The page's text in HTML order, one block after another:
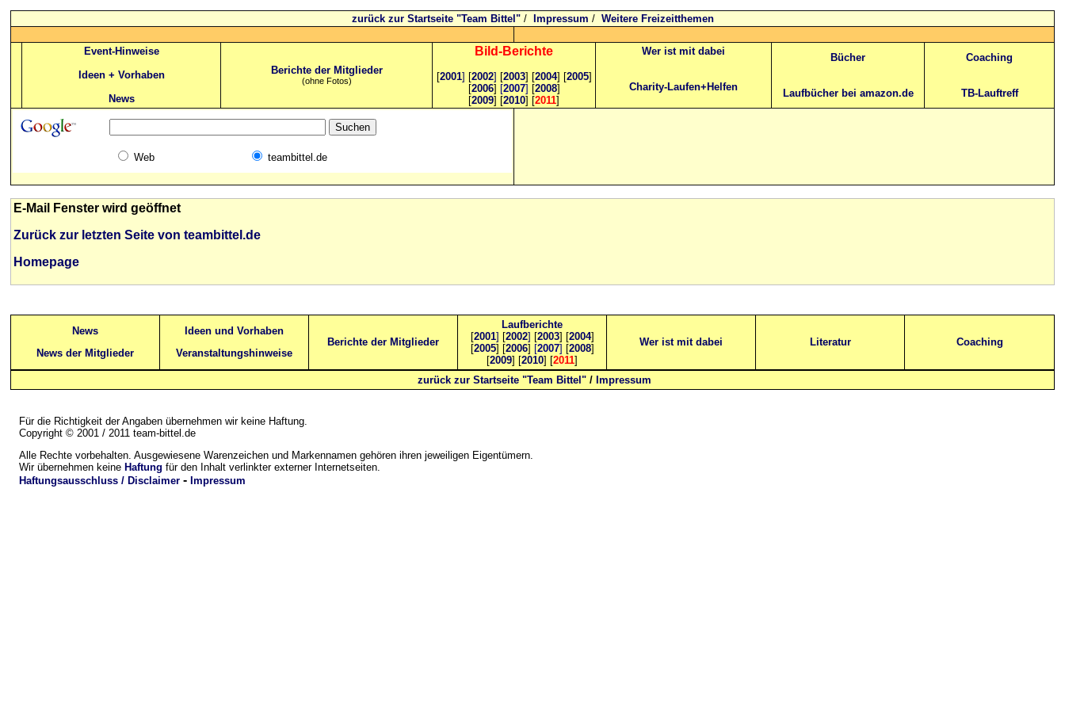
zurück zur Startseite "Team Bittel"/ Impressum / Weitere Freizeitthemen
Event-Hinweise
Ideen + Vorhaben
News
Berichte der Mitglieder
(ohne Fotos)
Bild-Berichte
[2001] [2002] [2003] [2004] [2005]
[2006] [2007] [2008]
[2009] [2010] [2011]
Wer ist mit dabei
Charity-Laufen+Helfen
Bücher
Laufbücher bei amazon.de
Coaching
TB-Lauftreff
Web teambittel.de
E-Mail Fenster wird geöffnet
Zurück zur letzten Seite von teambittel.de
Homepage
News
News der Mitglieder
Ideen und Vorhaben
Veranstaltungshinweise
Berichte der Mitglieder
Laufberichte
[2001] [2002] [2003] [2004]
[2005] [2006] [2007] [2008]
[2009] [2010] [2011]
Wer ist mit dabei Literatur Coaching
zurück zur Startseite "Team Bittel"/ Impressum
Für die Richtigkeit der Angaben übernehmen wir keine Haftung.
Copyright © 2001 / 2011 team-bittel.de
Alle Rechte vorbehalten. Ausgewiesene Warenzeichen und Markennamen gehören ihren jeweiligen Eigentümern.
Wir übernehmen keine Haftung für den Inhalt verlinkter externer Internetseiten.
Haftungsausschluss / Disclaimer - Impressum